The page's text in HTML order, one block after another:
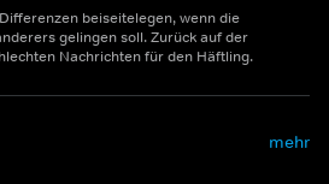
beiseitelegen, wenn die
gelingen soll. Zurück auf der
Nachrichten für den Häftling.
mehr